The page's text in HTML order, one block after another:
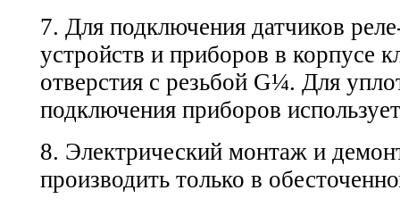
7. Для подключения датчиков
устройств и приборов в корпусе
отверстия с резьбой G¼. Для
подключения приборов
8. Электрический монтаж и
производить только в